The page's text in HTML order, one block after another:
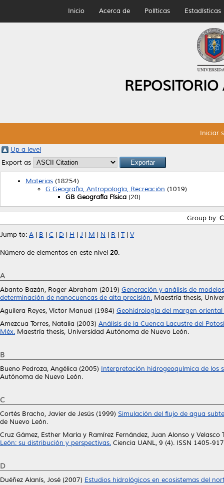
Inicio Acerca de Políticas Estadísticas
Iniciar
Up a level
Export as
Materias (18254)
G Geografía, Antropología, Recreación (1019)
GB Geografía Física (20)
Group by:
Jump to: A B C D H J M N R T| V
Número de elementos en este nivel 20.
A
Abanto Bazán, Roger Abraham (2019) Generación y análisis de
determinación de nanocuencas de alta precisión. Maestría thesis,
Aguilera Reyes, Víctor Manuel (1984) Geohidrología del margen
Amezcua Torres, Natalia (2003) Análisis de la Cuenca Lacustre del
Méx. Maestría thesis, Universidad Autónoma de Nuevo León.
B
Bueno Pedroza, Angélica (2005) Interpretación hidrogeoquímica de los
Autónoma de Nuevo León.
C
Cortés Bracho, Javier de Jesús (1999) Simulación del flujo de agua
de Nuevo León.
Cruz Gámez, Esther María y Ramírez Fernández, Juan Alonso y Velasco
León: su distribución y perspectivas. Ciencia UANL, 9 (4). ISSN 1405-
D
Duéñez Alanís, José (2007) Estudios hidrológicos en ecosistemas del